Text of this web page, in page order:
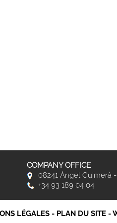
COMPANY OFFICE
08241 Àngel Guimerà
+34 93 189 04 04
LÉGALES - PLAN DU SITE -